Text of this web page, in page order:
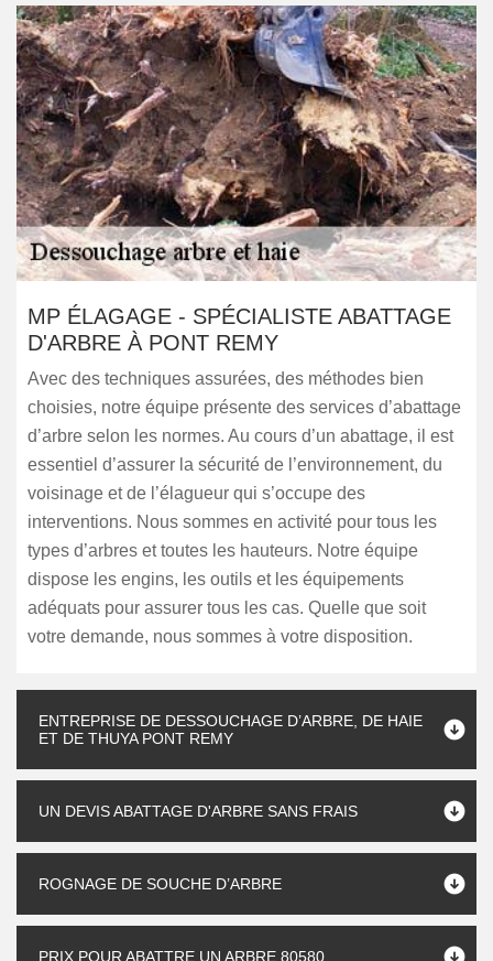
MP ÉLAGAGE - SPÉCIALISTE ABATTAGE
D'ARBRE À PONT REMY
Avec des techniques assurées, des méthodes bien
choisies, notre équipe présente des services d’abattage
d’arbre selon les normes. Au cours d’un abattage, il est
essentiel d’assurer la sécurité de l’environnement, du
voisinage et de l’élagueur qui s’occupe des
interventions. Nous sommes en activité pour tous les
types d’arbres et toutes les hauteurs. Notre équipe
dispose les engins, les outils et les équipements
adéquats pour assurer tous les cas. Quelle que soit
votre demande, nous sommes à votre disposition.
ENTREPRISE DE DESSOUCHAGE D’ARBRE, DE HAIE
ET DE THUYA PONT REMY
UN DEVIS ABATTAGE D'ARBRE SANS FRAIS
ROGNAGE DE SOUCHE D’ARBRE
PRIX POUR ABATTRE UN ARBRE 80580